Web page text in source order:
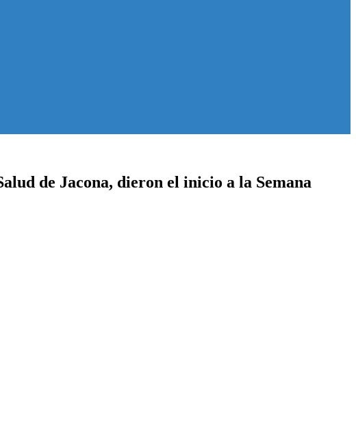
de Jacona, dieron el inicio a la Semana